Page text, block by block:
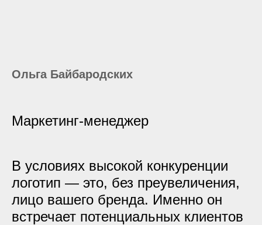
Ольга Байбародских
Маркетинг-менеджер
В условиях высокой конкуренции
логотип — это, без преувеличения,
лицо вашего бренда. Именно он
встречает потенциальных клиентов